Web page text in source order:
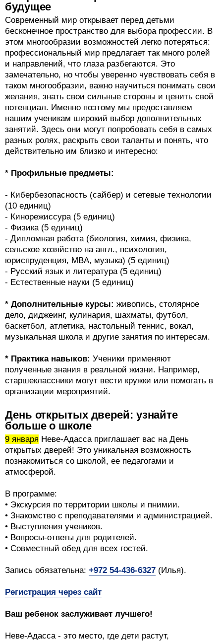
будущее
Современный мир открывает перед детьми
бесконечное пространство для выбора профессии. В
этом многообразии возможностей легко потеряться:
профессиональный мир предлагает так много ролей
и направлений, что глаза разбегаются. Это
замечательно, но чтобы уверенно чувствовать себя в
таком многообразии, важно научиться понимать свои
желания, знать свои сильные стороны и ценить свой
потенциал. Именно поэтому мы предоставляем
нашим ученикам широкий выбор дополнительных
занятий. Здесь они могут попробовать себя в самых
разных ролях, раскрыть свои таланты и понять, что
действительно им близко и интересно:
* Профильные предметы:
- Кибербезопасность (сайбер) и сетевые технологии
(10 единиц)
- Кинорежиссура (5 единиц)
- Физика (5 единиц)
- Дипломная работа (биология, химия, физика,
сельское хозяйство на англ., психология,
юриспруденция, MBA, музыка) (5 единиц)
- Русский язык и литература (5 единиц)
- Естественные науки (5 единиц)
* Дополнительные курсы: живопись, столярное
дело, диджеинг, кулинария, шахматы, футбол,
баскетбол, атлетика, настольный теннис, вокал,
музыкальная школа и другие занятия по интересам.
* Практика навыков: Ученики применяют
полученные знания в реальной жизни. Например,
старшеклассники могут вести кружки или помогать в
организации мероприятий.
День открытых дверей: узнайте
больше о школе
9 января Неве-Адасса приглашает вас на День
открытых дверей! Это уникальная возможность
познакомиться со школой, ее педагогами и
атмосферой.
В программе:
• Экскурсия по территории школы и пнимии.
• Знакомство с преподавателями и администрацией.
• Выступления учеников.
• Вопросы-ответы для родителей.
• Совместный обед для всех гостей.
Запись обязательна: +972 54-436-6327 (Илья).
Регистрация через сайт
Ваш ребенок заслуживает лучшего!
Неве-Адасса - это место, где дети растут,